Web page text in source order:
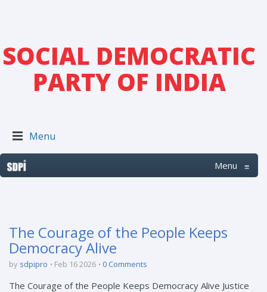
SOCIAL DEMOCRATIC
PARTY OF INDIA
Menu
Menu ≡
The Courage of the People Keeps
Democracy Alive
by sdpipro Feb 16 2026 0 Comments
The Courage of the People Keeps Democracy Alive Justice